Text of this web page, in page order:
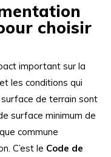
choisir
important sur la
les conditions qui
de terrain sont
surface minimum de
commune
C’est le Code de